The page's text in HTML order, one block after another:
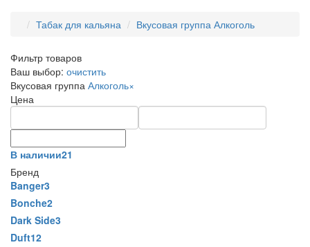
Табак для кальяна Вкусовая группа Алкоголь
Фильтр товаров
Ваш выбор: очистить
Вкусовая группа Алкоголь×
Цена
В наличии21
Бренд
Banger3
Bonche2
Dark Side3
Duft12